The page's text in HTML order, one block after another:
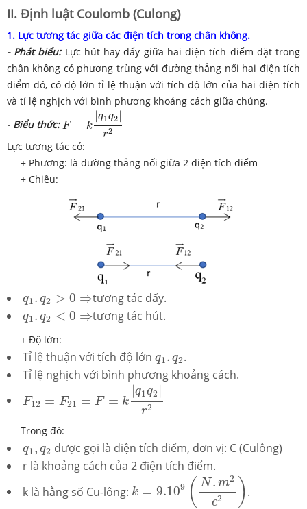
II. Định luật Coulomb (Culong)
1. Lực tương tác giữa các điện tích trong chân không.
- Phát biểu:Lực hút hay đẩy giữa hai điện tích điểm đặt trong
chân không có phương trùng với đường thẳng nối hai điện tích
điểm đó, có độ lớn tỉ lệ thuận với tích độ lớn của hai điện tích
và tỉ lệ nghịch với bình phương khoảng cách giữa chúng.
- Biểu thức:F = k
q1q2
r2
F= k| q1q2|r2
Lực tương tác có:
+ Phương: là đường thẳng nối giữa 2 điện tích điểm
+ Chiều:
q1. q2 > 0 ⇒
q .q 2> 0⇒ tương tác đẩy.
q1. q2 < 0 ⇒
q .q < 0⇒ tương tác hút.
+ Độ lớn:
Tỉ lệ thuận với tích độ lớn q1. q2
q1.q.
Tỉ lệ nghịch với bình phương khoảng cách.
F12 = F21 = F = k
|q1q2
r2
F12 =F21= F=k|q1 q2|r2
Trong đó:
q1, q2
q1 ,q 2được gọi là điện tích điểm, đơn vị: C (Culông)
r là khoảng cách của 2 điện tích điểm.
k là hằng số Cu-lông: k = 9.109 ( N. m2
c2 )
k=9.109( N.m2 2)
.